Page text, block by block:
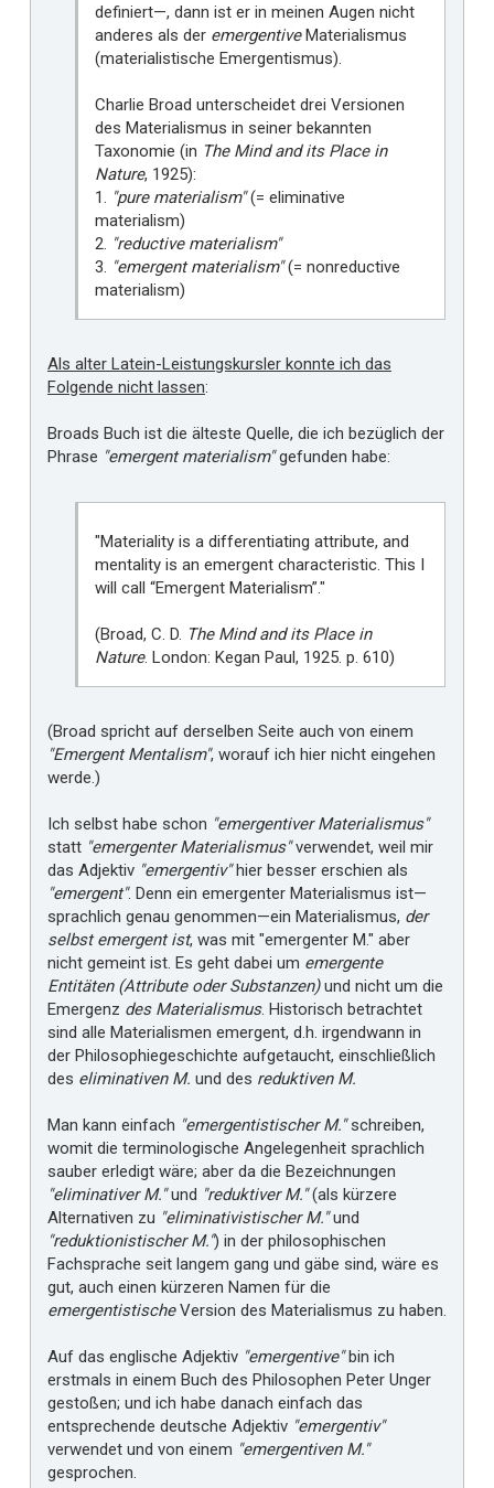
definiert—, dann ist er in meinen Augen nicht
anderes als der emergentiveMaterialismus
(materialistische Emergentismus).
Charlie Broad unterscheidet drei Versionen
des Materialismus in seiner bekannten
Taxonomie (in The Mind and its Place in
Nature, 1925):
1.
"pure materialism"(= eliminative
materialism)
2.
"reductive materialism"
3.
"emergent materialism"(= nonreductive
materialism)
Als alter Latein-Leistungskursler konnte ich das
Folgende nicht lassen:
Broads Buch ist die älteste Quelle, die ich bezüglich der
Phrase "emergent materialism"gefunden habe:
"Materiality is a differentiating attribute, and
mentality is an emergent characteristic. This I
will call “Emergent Materialism”."
(Broad, C. D. The Mind and its Place in
Nature. London: Kegan Paul, 1925. p. 610)
(Broad spricht auf derselben Seite auch von einem
"Emergent Mentalism", worauf ich hier nicht eingehen
werde.)
Ich selbst habe schon "emergentiver Materialismus"
statt "emergenter Materialismus"verwendet, weil mir
das Adjektiv "emergentiv"hier besser erschien als
"emergent". Denn ein emergenter Materialismus ist—
sprachlich genau genommen—ein Materialismus, der
selbst emergent ist, was mit "emergenter M." aber
nicht gemeint ist. Es geht dabei um emergente
Entitäten (Attribute oder Substanzen)und nicht um die
Emergenz des Materialismus. Historisch betrachtet
sind alle Materialismen emergent, d.h. irgendwann in
der Philosophiegeschichte aufgetaucht, einschließlich
des eliminativen M. und des reduktiven M.
Man kann einfach "emergentistischer M."schreiben,
womit die terminologische Angelegenheit sprachlich
sauber erledigt wäre; aber da die Bezeichnungen
"eliminativer M."und "reduktiver M."(als kürzere
Alternativen zu "eliminativistischer M."und
"reduktionistischer M.") in der philosophischen
Fachsprache seit langem gang und gäbe sind, wäre es
gut, auch einen kürzeren Namen für die
emergentistischeVersion des Materialismus zu haben.
Auf das englische Adjektiv "emergentive"bin ich
erstmals in einem Buch des Philosophen Peter Unger
gestoßen; und ich habe danach einfach das
entsprechende deutsche Adjektiv "emergentiv"
verwendet und von einem "emergentiven M."
gesprochen.